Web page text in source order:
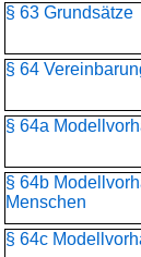
§ 63 Grundsätze
§ 64
§ 64a
§ 64b
Menschen
§ 64c